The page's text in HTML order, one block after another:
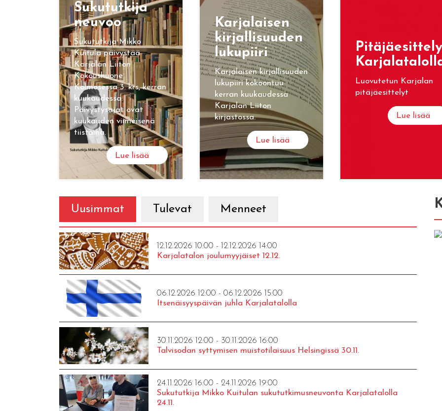
Su­ku­tut­ki­ja
neu­voo
Sukututkija Mikko
Kuitula päivystää
Karjalan Liiton
Kokoushuone
Kolmosessa 3. krs, kerran
kuukaudessa.
Päivystysajat ovat
kuukauden viimeisenä
tiistaina.
Lue lisää
Kar­ja­lai­sen
kir­jal­li­suu­den
lu­ku­pii­ri
Karjalaisen kirjallisuuden
lukupiiri kokoontuu
kerran kuukaudessa
Karjalan Liiton
kirjastossa.
Lue lisää
Luovutetun Karjalan
pitäjäesittelyt
Lue lisää
Uusimmat Tulevat Menneet
12.12.2026 10:00 - 12.12.2026 14:00
Karjalatalon joulumyyjäiset 12.12.
06.12.2026 12:00 - 06.12.2026 15:00
Itsenäisyyspäivän juhla Karjalatalolla
30.11.2026 12:00 - 30.11.2026 16:00
Talvisodan syttymisen muistotilaisuus Helsingissä 30.11.
24.11.2026 16:00 - 24.11.2026 19:00
Sukututkija Mikko Kuitulan sukututkimusneuvonta Karjalatalolla
24.11.